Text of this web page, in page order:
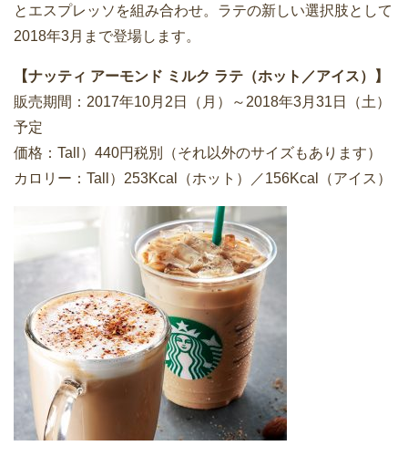
とエスプレッソを組み合わせ。ラテの新しい選択肢として
2018年3月まで登場します。
【ナッティ アーモンド ミルク ラテ（ホット／アイス）】
販売期間：2017年10月2日（月）～2018年3月31日（土）
予定
価格：Tall）440円税別（それ以外のサイズもあります）
カロリー：Tall）253Kcal（ホット）／156Kcal（アイス）